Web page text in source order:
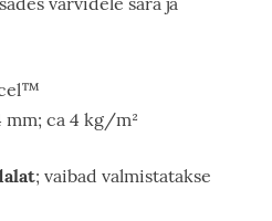
mm; ca 4 kg/m²
; vaibad valmistatakse